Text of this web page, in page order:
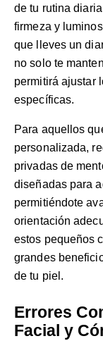
de tu rutina
firmeza y
que lleves un
no solo te
permitirá ajustar
específicas.
Para aquellos
personalizada,
privadas de
diseñadas para
permitiéndote
orientación
estos pequeños
grandes
de tu piel.
Errores
Facial y